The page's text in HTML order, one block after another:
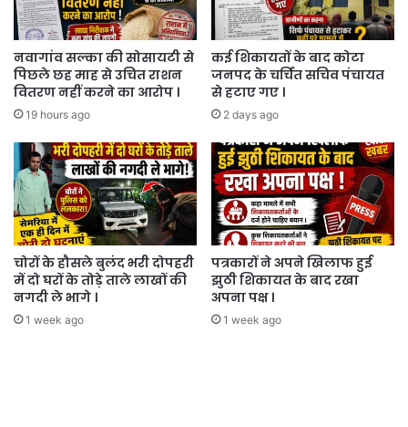
नवागांव सल्का की सोसायटी से
पिछले छह माह से उचित राशन
वितरण नहीं करने का आरोप ।
19 hours ago
कई शिकायतों के बाद कोटा
जनपद के चर्चित सचिव पंचायत
से हटाए गए ।
2 days ago
चोरों के हौसले बुलंद भरी दोपहरी
में दो घरों के तोड़े ताले लाखों की
नगदी ले भागे ।
1 week ago
पत्रकारों ने अपने खिलाफ हुई
झुठी शिकायत के बाद रखा
अपना पक्ष ।
1 week ago